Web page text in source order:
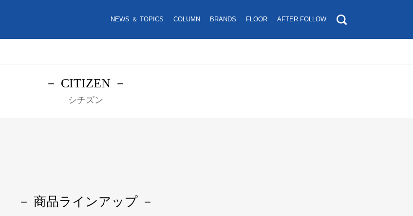
NEWS ＆ TOPICS COLUMN BRANDS FLOOR AFTER FOLLOW
－ CITIZEN －
シチズン
－ 商品ラインアップ －